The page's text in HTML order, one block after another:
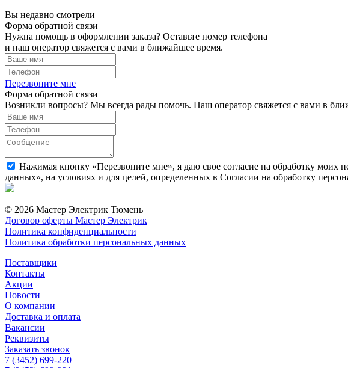
Вы недавно смотрели
Форма обратной связи
Нужна помощь в оформлении заказа? Оставьте номер телефона
и наш оператор свяжется с вами в ближайшее время.
Перезвоните мне
Форма обратной связи
Возникли вопросы? Мы всегда рады помочь. Наш оператор свяжется с вами в
Нажимая кнопку «Перезвоните мне», я даю свое согласие на обработку
данных», на условиях и для целей, определенных в Согласии на обработку
© 2026 Мастер Электрик Тюмень
Договор оферты Мастер Электрик
Политика конфиденциальности
Политика обработки персональных данных
Поставщики
Контакты
Акции
Новости
О компании
Доставка и оплата
Вакансии
Реквизиты
Заказать звонок
7 (3452) 699-220